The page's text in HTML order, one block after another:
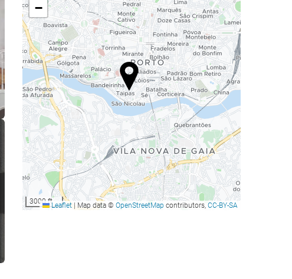
−
3000 ftLeaflet | Map data © OpenStreetMap contributors, CC-BY-SA